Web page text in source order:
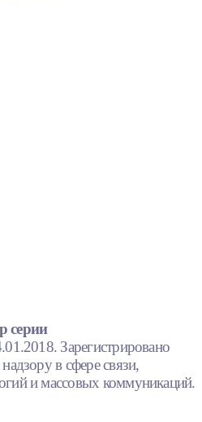
серии
Зарегистрировано
в сфере связи,
и массовых коммуникаций.